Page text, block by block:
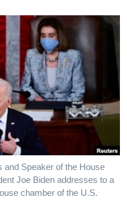
and Speaker of the House
Joe Biden addresses to a
chamber of the U.S.